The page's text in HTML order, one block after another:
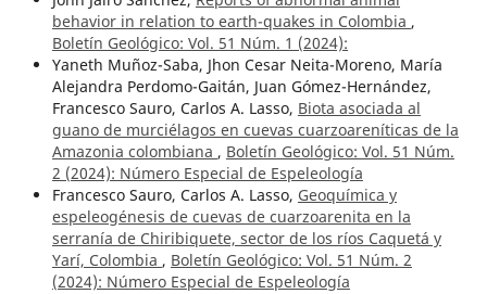
behavior in relation to earth-quakes in Colombia ,
Boletín Geológico: Vol. 51 Núm. 1 (2024):
Yaneth Muñoz-Saba, Jhon Cesar Neita-Moreno, María
Alejandra Perdomo-Gaitán, Juan Gómez-Hernández,
Francesco Sauro, Carlos A. Lasso, Biota asociada al
guano de murciélagos en cuevas cuarzoareníticas de la
Amazonia colombiana , Boletín Geológico: Vol. 51 Núm.
2 (2024): Número Especial de Espeleología
Francesco Sauro, Carlos A. Lasso, Geoquímica y
espeleogénesis de cuevas de cuarzoarenita en la
serranía de Chiribiquete, sector de los ríos Caquetá y
Yarí, Colombia , Boletín Geológico: Vol. 51 Núm. 2
(2024): Número Especial de Espeleología